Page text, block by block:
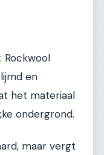
Rockwool
en
het materiaal
ondergrond.
maar vergt